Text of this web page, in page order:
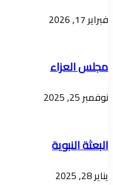
فبراير 17, 2026
مجلس العزاء
نوفمبر 25, 2025
البعثة النبویة
يناير 28, 2025